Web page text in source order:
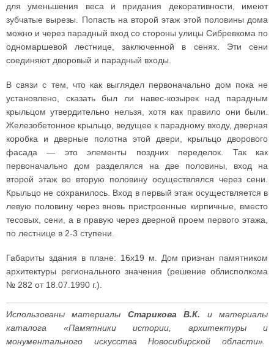
для уменьшения веса и придания декоративности, имеют
зубчатые вырезы. Попасть на второй этаж этой половины дома
можно и через парадный вход со стороны улицы Сибревкома по
одномаршевой лестнице, заключенной в сенях. Эти сени
соединяют дворовый и парадный входы.
В связи с тем, что как выглядел первоначально дом пока не
установлено, сказать был ли навес-козырек над парадным
крыльцом утвердительно нельзя, хотя как правило они были.
Железобетонное крыльцо, ведущее к парадному входу, дверная
коробка и дверные полотна этой двери, крыльцо дворового
фасада — это элементы поздних переделок. Так как
первоначально дом разделялся на две половины, вход на
второй этаж во вторую половину осуществлялся через сени.
Крыльцо не сохранилось. Вход в первый этаж осуществляется в
левую половину через вновь пристроенные кирпичные, вместо
тесовых, сени, а в правую через дверной проем первого этажа,
по лестнице в 2-3 ступени.
Габариты здания в плане: 16x19 м. Дом признан памятником
архитектуры регионального значения (решение облисполкома
№ 282 от 18.07.1990 г.).
Использованы материалы Старикова В.К. и материалы
каталога «Памятники истории, архитектуры и
монументального искусства Новосибирской области».